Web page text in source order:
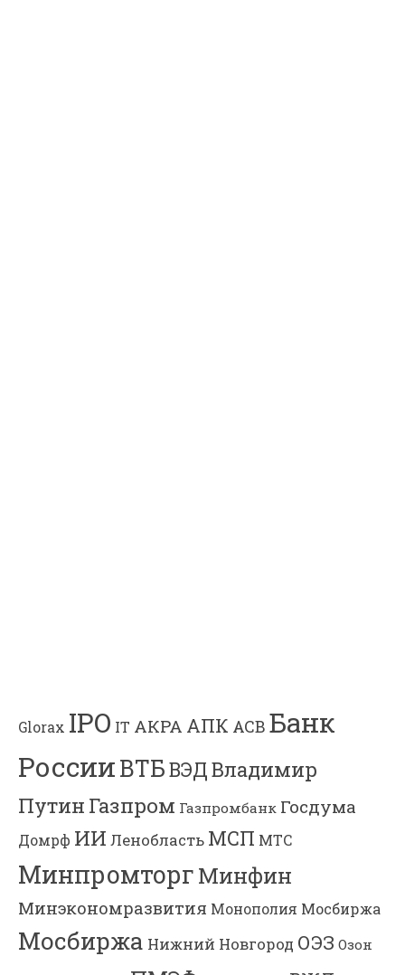
Glorax IPO IT АКРА АПК АСВ Банк
РоссииВТБВЭДВладимир
Путин Газпром Газпромбанк Госдума
Домрф ИИ Ленобласть МСП МТС
МинпромторгМинфин
Минэкономразвития Монополия Мосбиржа
Мосбиржа Нижний Новгород ОЭЗ Озон